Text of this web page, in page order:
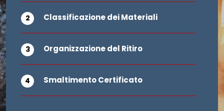
Classificazione dei Materiali
Organizzazione del Ritiro
Smaltimento Certificato